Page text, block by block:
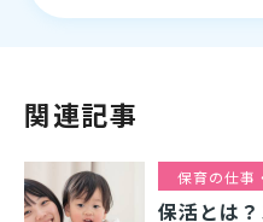
関連記事
保育の仕事
保活とは